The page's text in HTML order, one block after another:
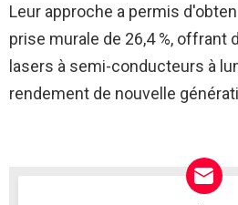
Leur approche a permis
prise murale de 26,4 %, offrant
lasers à semi-conducteurs à
rendement de nouvelle